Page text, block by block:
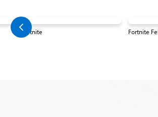
Fortnite Fortnite